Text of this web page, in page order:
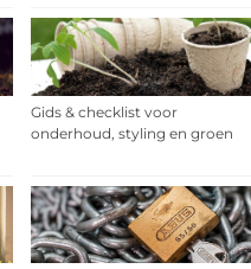
Gids & checklist voor
onderhoud, styling en groen